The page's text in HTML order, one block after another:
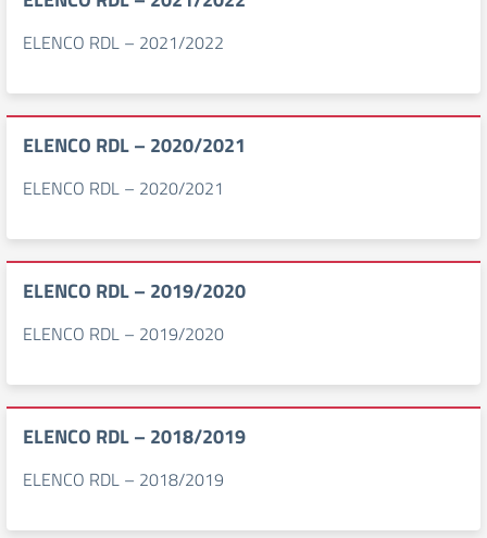
ELENCO RDL – 2021/2022
ELENCO RDL – 2020/2021
ELENCO RDL – 2020/2021
ELENCO RDL – 2019/2020
ELENCO RDL – 2019/2020
ELENCO RDL – 2018/2019
ELENCO RDL – 2018/2019